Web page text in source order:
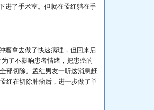
进了手术室。但就在孟红躺在手
瘤拿去做了快速病理，但回来后
了不影响患者情绪，把患癌的
部切除。孟红男友一听这消息赶
红在切除肿瘤后，进一步做了单